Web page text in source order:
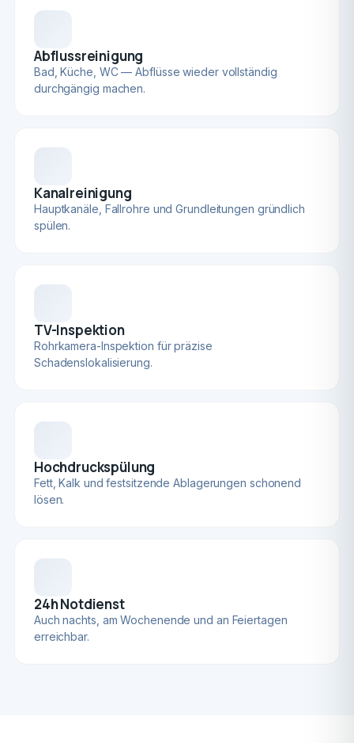
Abflussreinigung
Bad, Küche, WC — Abflüsse wieder vollständig
durchgängig machen.
Kanalreinigung
Hauptkanäle, Fallrohre und Grundleitungen gründlich
spülen.
TV-Inspektion
Rohrkamera-Inspektion für präzise
Schadenslokalisierung.
Hochdruckspülung
Fett, Kalk und festsitzende Ablagerungen schonend
lösen.
24h Notdienst
Auch nachts, am Wochenende und an Feiertagen
erreichbar.